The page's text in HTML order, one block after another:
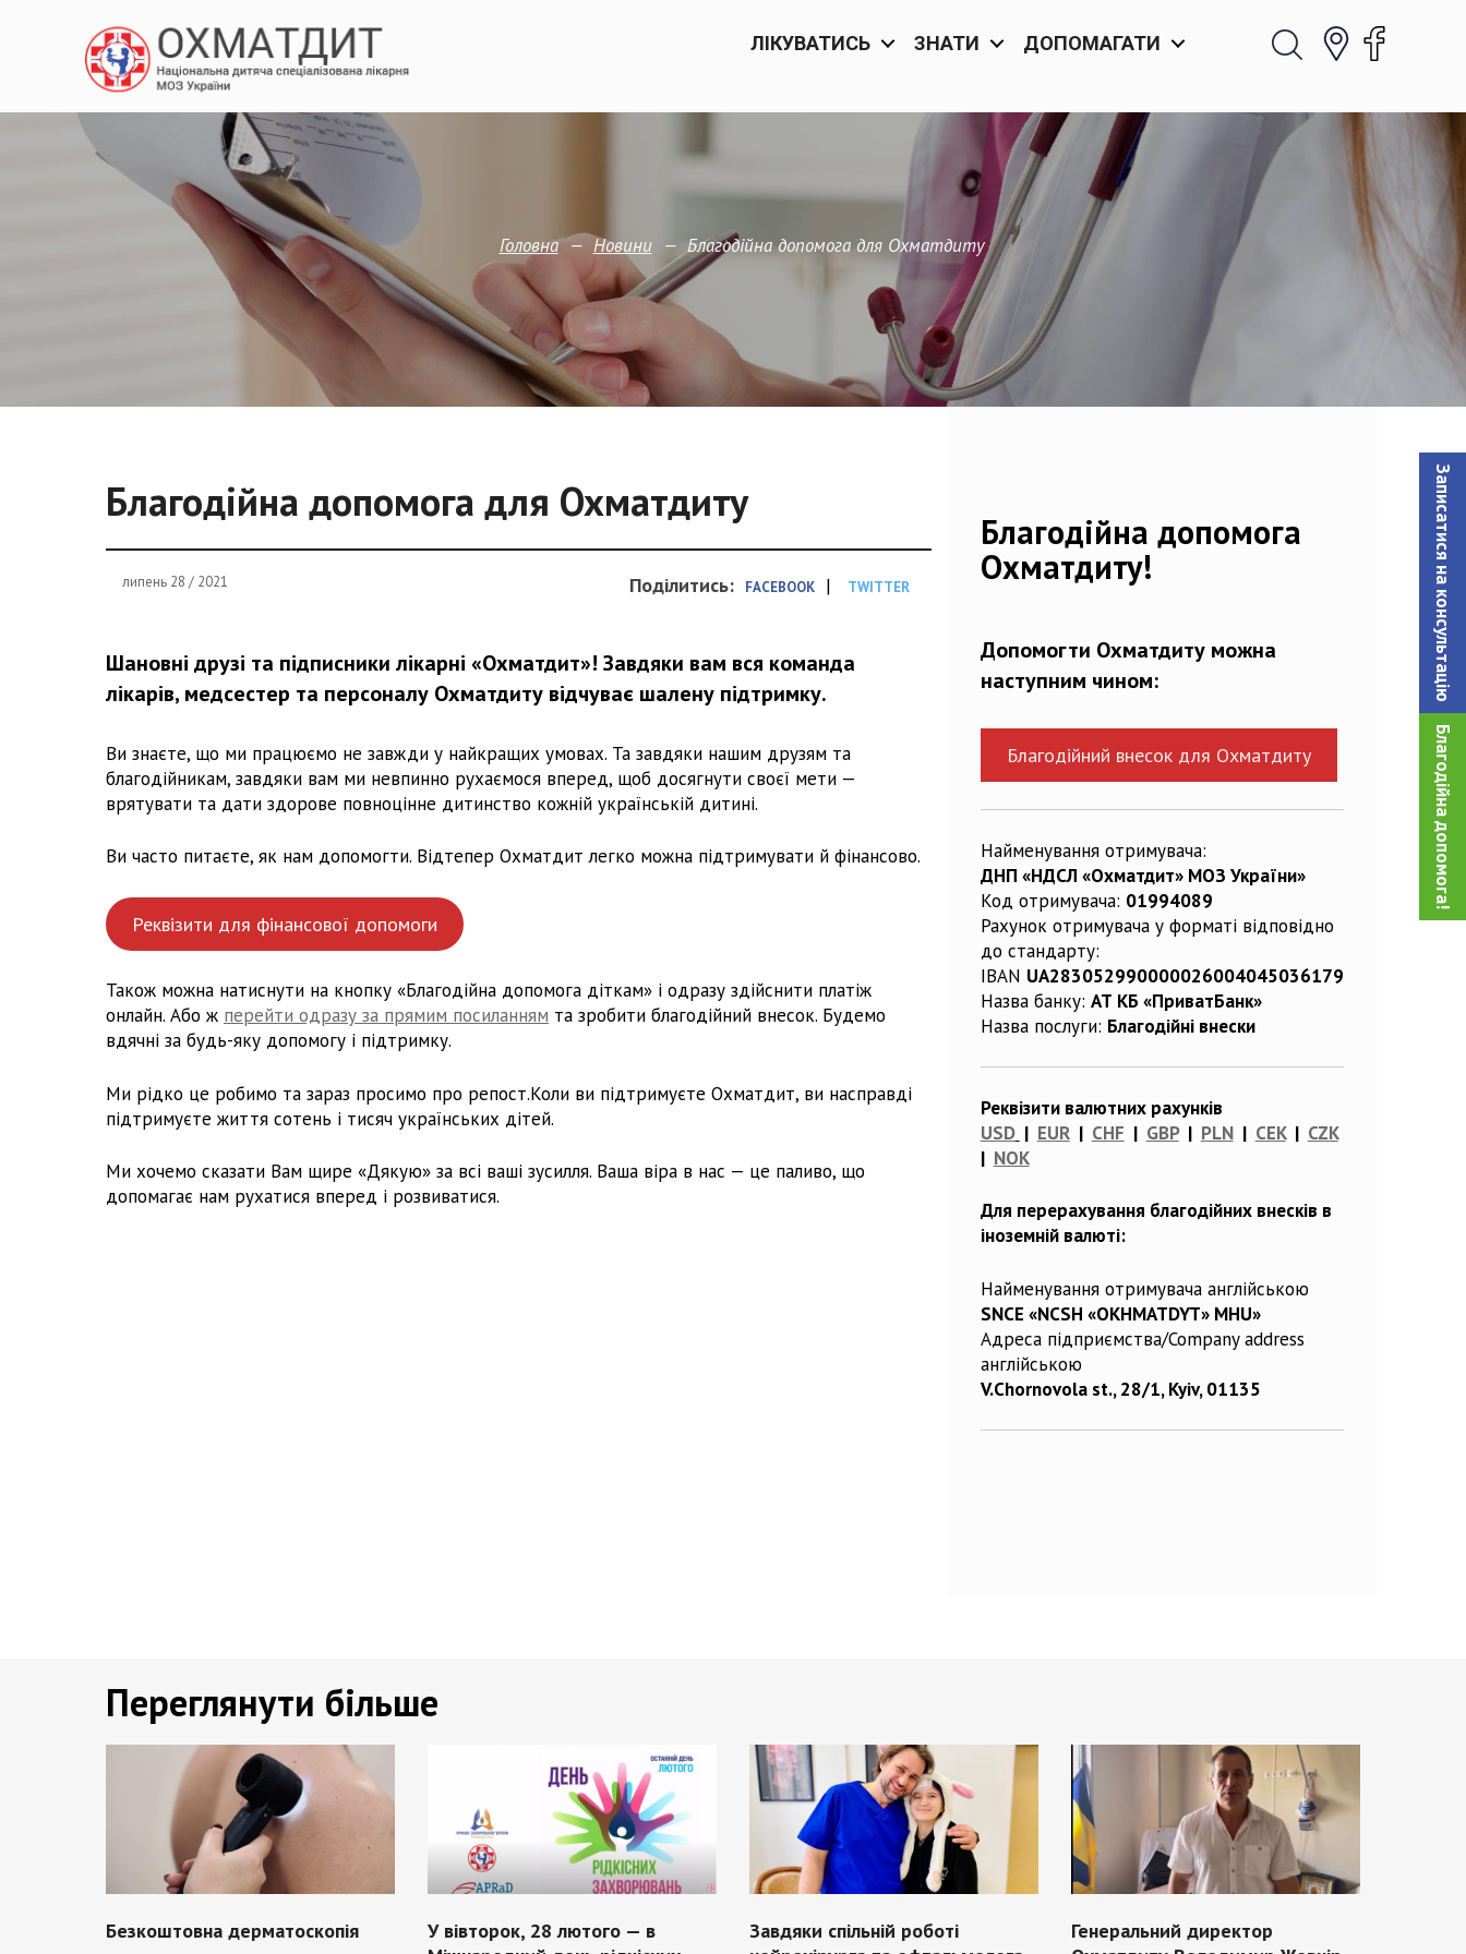
Записатися на консультацiю
Благодійна допомога!
ЛІКУВАТИСЬ ЗНАТИ ДОПОМАГАТИ
Головна — Новини — Благодійна допомога для Охматдиту
Благодійна допомога для Охматдиту
липень 28 / 2021 Поділитись: FACEBOOK | TWITTER
Шановні друзі та підписники лікарні «Охматдит»! Завдяки вам вся команда
лікарів, медсестер та персоналу Охматдиту відчуває шалену підтримку.
Ви знаєте, що ми працюємо не завжди у найкращих умовах. Та завдяки нашим друзям та
благодійникам, завдяки вам ми невпинно рухаємося вперед, щоб досягнути своєї мети —
врятувати та дати здорове повноцінне дитинство кожній українській дитині.
Ви часто питаєте, як нам допомогти. Відтепер Охматдит легко можна підтримувати й фінансово.
Реквізити для фінансової допомоги
Також можна натиснути на кнопку «Благодійна допомога діткам» і одразу здійснити платіж
онлайн. Або ж перейти одразу за прямим посиланням та зробити благодійний внесок. Будемо
вдячні за будь-яку допомогу і підтримку.
Ми рідко це робимо та зараз просимо про репост.Коли ви підтримуєте Охматдит, ви насправді
підтримуєте життя сотень і тисяч українських дітей.
Ми хочемо сказати Вам щире «Дякую» за всі ваші зусилля. Ваша віра в нас — це паливо, що
допомагає нам рухатися вперед і розвиватися.
Благодійна допомога
Охматдиту!
Допомогти Охматдиту можна
наступним чином:
Благодійний внесок для Охматдиту
Найменування отримувача:
ДНП «НДСЛ «Охматдит» МОЗ України»
Код отримувача: 01994089
Рахунок отримувача у форматі відповідно
до стандарту:
IBAN UA283052990000026004045036179
Назва банку: АТ КБ «ПриватБанк»
Назва послуги: Благодійні внески
Реквізити валютних рахунків
USD | EUR| CHF | GBP| PLN| CEK| CZK
| NOK
Для перерахування благодійних внесків в
іноземній валюті:
Найменування отримувача англійською
SNCE «NCSH «OKHMATDYT» MHU»
Адреса підприємства/Company address
англійською
V.Chornovola st., 28/1, Kyiv, 01135
Переглянути більше
Безкоштовна дерматоскопія
У вівторок, 28 лютого — в
Завдяки спільній роботі
Генеральний директор